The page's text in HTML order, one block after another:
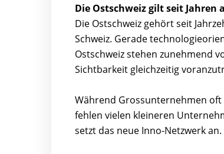
Die Ostschweiz gilt seit
Die Ostschweiz gehört seit
Schweiz. Gerade
Ostschweiz stehen zunehmend
Sichtbarkeit gleichzeitig
Während Grossunternehmen
fehlen vielen kleineren
setzt das neue Inno-Netzwerk an.